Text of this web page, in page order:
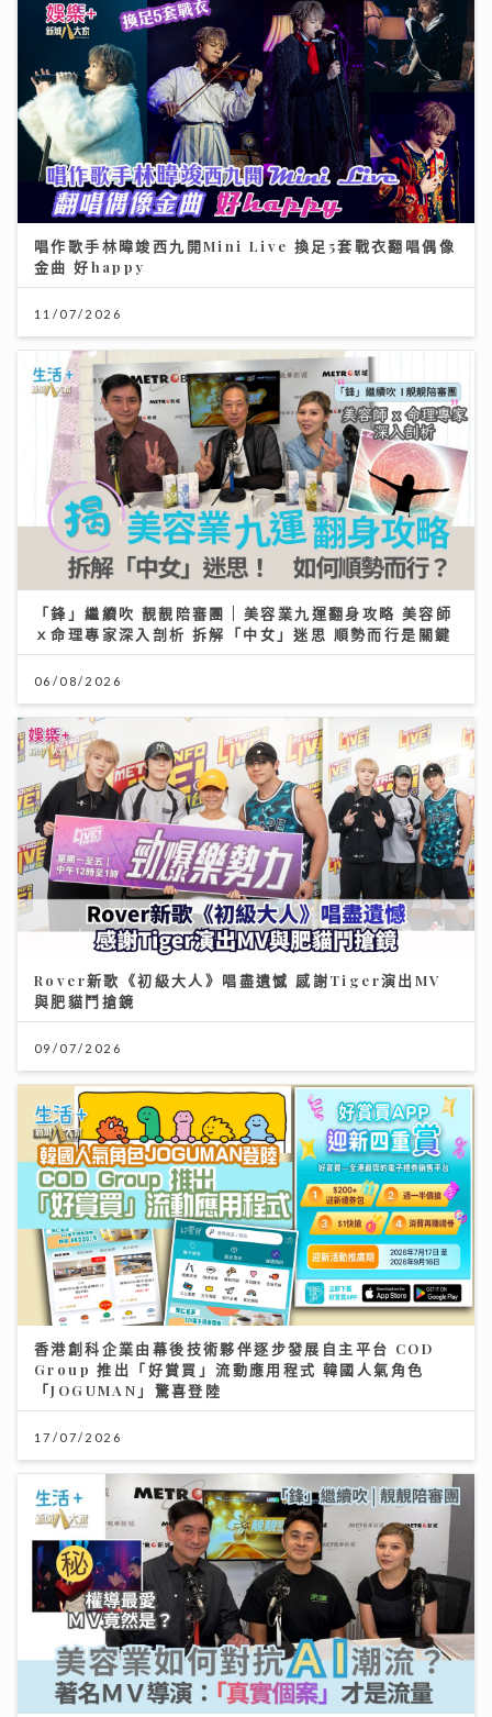
唱作歌手林暐竣西九開Mini Live 換足5套戰衣翻唱偶像
金曲 好happy
11/07/2026
「鋒」繼續吹 靚靚陪審團 | 美容業九運翻身攻略 美容師
ｘ命理專家深入剖析 拆解「中女」迷思 順勢而行是關鍵
06/08/2026
Rover新歌《初級大人》唱盡遺憾 感謝Tiger演出MV
與肥貓鬥搶鏡
09/07/2026
香港創科企業由幕後技術夥伴逐步發展自主平台 COD
Group 推出「好賞買」流動應用程式 韓國人氣角色
「JOGUMAN」驚喜登陸
17/07/2026